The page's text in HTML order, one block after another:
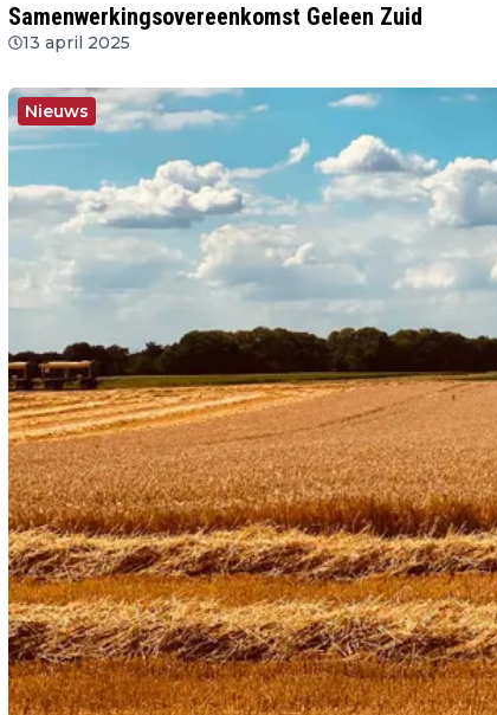
Samenwerkingsovereenkomst Geleen Zuid
13 april 2025
Nieuws